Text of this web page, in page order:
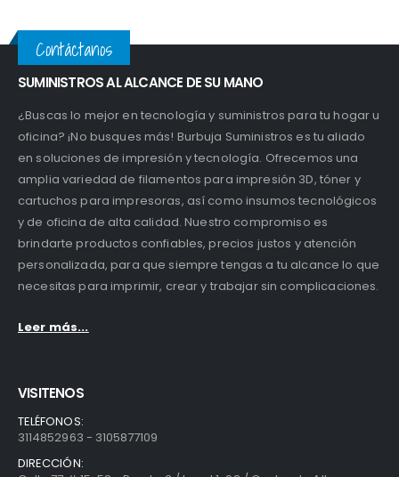
oficina? ¡No busques más! Burbuja Suministros es tu aliado
en soluciones de impresión y tecnología. Ofrecemos una
amplia variedad de filamentos para impresión 3D, tóner y
y de oficina de alta calidad. Nuestro compromiso es
brindarte productos confiables, precios justos y atención
personalizada, para que siempre tengas a tu alcance lo que
necesitas para imprimir, crear y trabajar sin complicaciones.
Leer más...
VISITENOS
TELÉFONOS:
3114852963 - 3105877109
Tecnología
EMAIL:
info@burbujasuministros.com